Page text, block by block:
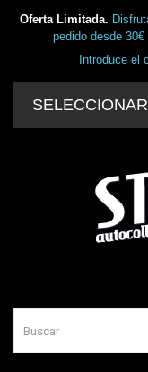
Oferta Limitada.
pedido desde
Introduce el